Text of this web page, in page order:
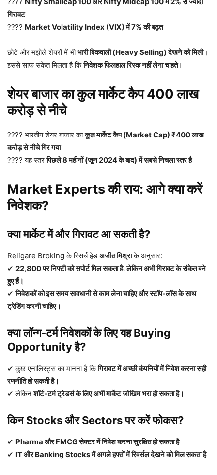
गिरावट
???? Market Volatility Index (VIX) में 7% की बढ़त
छोटे और मझोले शेयरों में भीभारी बिकवाली (Heavy Selling) देखने को मिली।
इससे साफ संकेत मिलता है किनिवेशक फिलहाल रिस्क नहीं लेना चाहते।
शेयर बाजार का कुल मार्केट कैप 400 लाख
करोड़ से नीचे
???? भारतीय शेयर बाजार काकुल मार्केट कैप (Market Cap) ₹400 लाख
करोड़ से नीचे गिर गया
???? यह स्तरपिछले 8 महीनों (जून 2024 के बाद) में सबसे निचला स्तर है
Market Experts की राय: आगे क्या करें
निवेशक?
क्या मार्केट में और गिरावट आ सकती है?
Religare Broking के रिसर्च हेडअजीत मिश्राके अनुसार:
✔ 22,800 पर निफ्टी को सपोर्ट मिल सकता है, लेकिन अभी गिरावट के संकेत बने
हुए हैं।
✔निवेशकों को इस समय सावधानी से काम लेना चाहिए और स्टॉप-लॉस के साथ
ट्रेडिंग करनी चाहिए।
क्या लॉन्ग-टर्म निवेशकों के लिए यह Buying
Opportunity है?
✔ कुछ एनालिस्ट्स का मानना है किगिरावट में अच्छी कंपनियों में निवेश करना सही
रणनीति हो सकती है।
✔ लेकिनशॉर्ट-टर्म ट्रेडर्स के लिए अभी मार्केट जोखिम भरा हो सकता है।
किन Stocks और Sectors पर करें फोकस?
✔ Pharma और FMCG सेक्टर में निवेश करना सुरक्षित हो सकता है
✔ IT और Banking Stocks में अगले हफ्तों में रिवर्सल देखने को मिल सकता है